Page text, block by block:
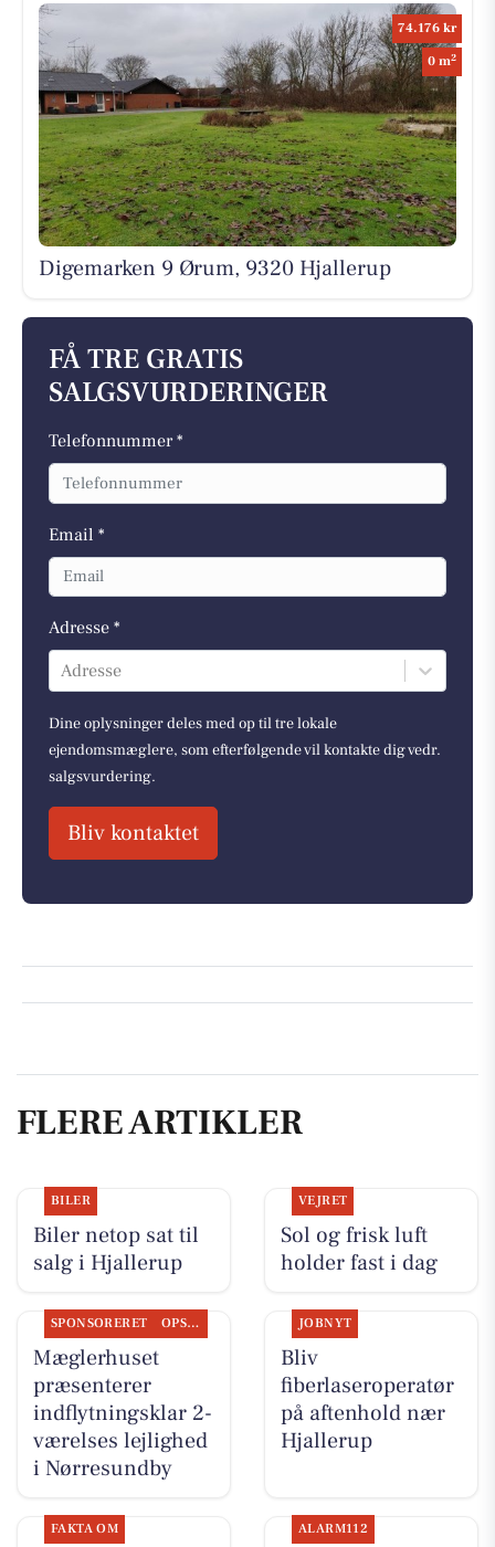
74.176 kr
0 m2
Digemarken 9 Ørum, 9320 Hjallerup
FÅ TRE GRATIS
SALGSVURDERINGER
Telefonnummer *
Email *
Adresse *
Adresse
Dine oplysninger deles med op til tre lokale
ejendomsmæglere, som efterfølgende vil kontakte dig vedr.
salgsvurdering.
Bliv kontaktet
FLERE ARTIKLER
BILER
Biler netop sat til
salg i Hjallerup
VEJRET
Sol og frisk luft
holder fast i dag
SPONSORERET OPSLAGSTAVLEN
Mæglerhuset
præsenterer
indflytningsklar 2-
værelses lejlighed
i Nørresundby
JOBNYT
Bliv
fiberlaseroperatør
på aftenhold nær
Hjallerup
FAKTA OM ALARM112